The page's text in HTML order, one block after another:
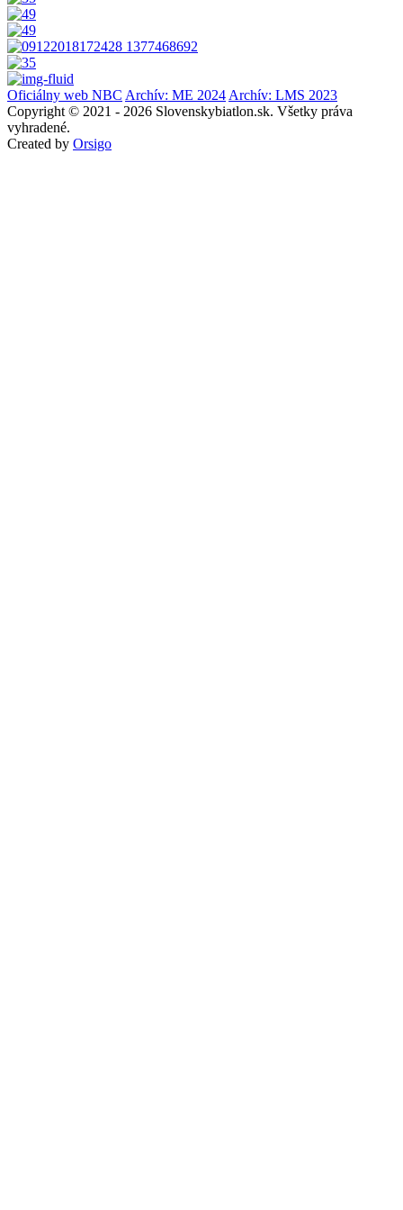
Oficiálny web NBC Archív: ME 2024 Archív: LMS 2023
Copyright © 2021 - 2026 Slovenskybiatlon.sk. Všetky práva
vyhradené.
Created by Orsigo